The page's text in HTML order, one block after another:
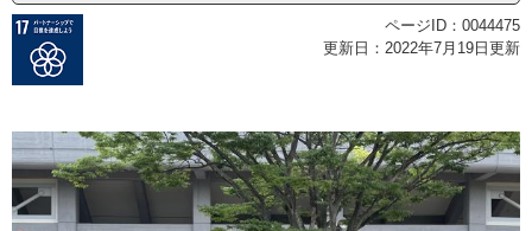
ページID：0044475
更新日：2022年7月19日更新